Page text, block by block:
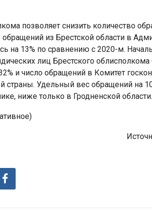
позволяет снизить количество
из Брестской области в
на 13% по сравнению с 2020-м.
лиц Брестского
и число обращений в Комитет
страны. Удельный вес обращений на
ниже только в Гродненской области.